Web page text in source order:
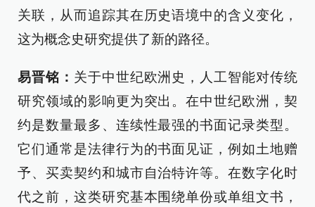
关联，从而追踪其在历史语境中的含义变化，
这为概念史研究提供了新的路径。
易晋铭： 关于中世纪欧洲史，人工智能对传统
研究领域的影响更为突出。在中世纪欧洲，契
约是数量最多、连续性最强的书面记录类型。
它们通常是法律行为的书面见证，例如土地赠
予、买卖契约和城市自治特许等。在数字化时
代之前，这类研究基本围绕单份或单组文书，